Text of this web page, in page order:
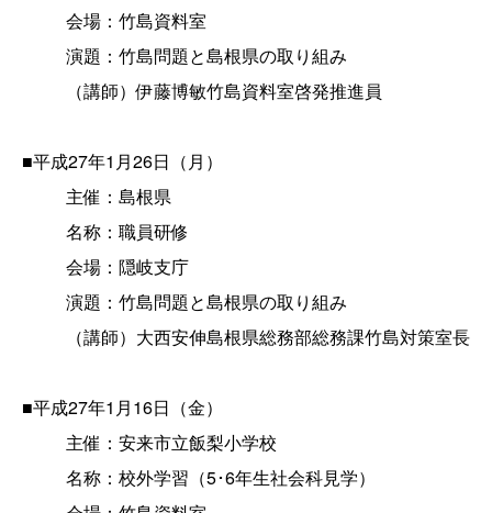
会場：竹島資料室
演題：竹島問題と島根県の取り組み
（講師）伊藤博敏竹島資料室啓発推進員
■平成27年1月26日（月）
主催：島根県
名称：職員研修
会場：隠岐支庁
演題：竹島問題と島根県の取り組み
（講師）大西安伸島根県総務部総務課竹島対策室長
■平成27年1月16日（金）
主催：安来市立飯梨小学校
名称：校外学習（5･6年生社会科見学）